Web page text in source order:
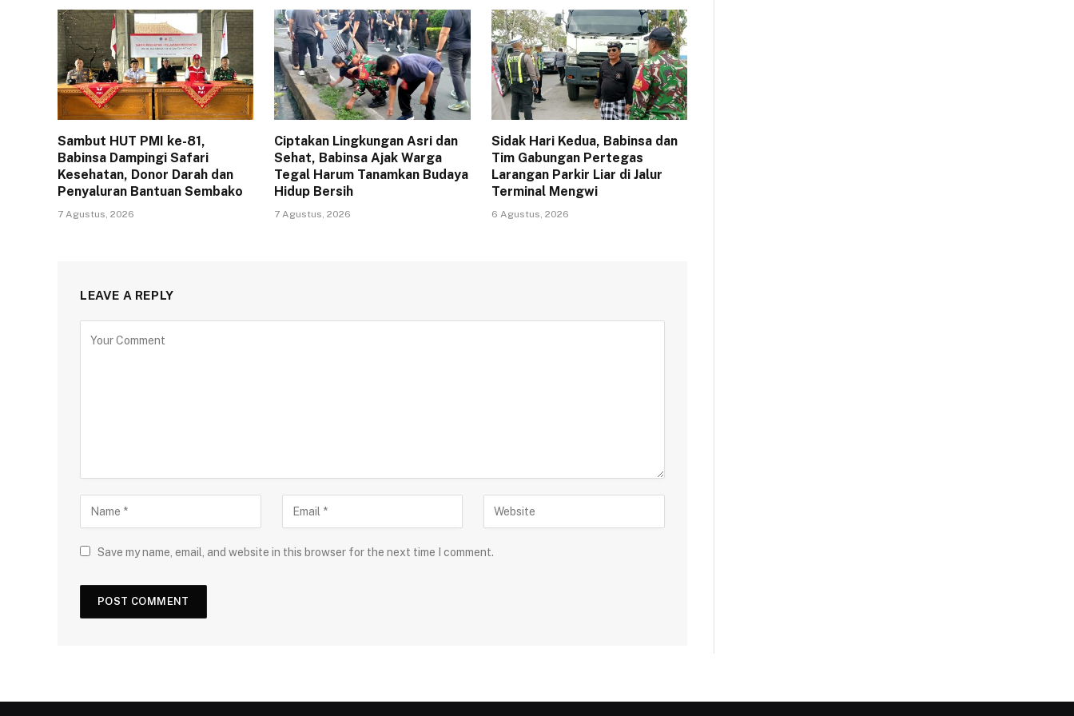
Sambut HUT PMI ke-81,
Babinsa Dampingi Safari
Kesehatan, Donor Darah dan
Penyaluran Bantuan Sembako
7 Agustus, 2026
Ciptakan Lingkungan Asri dan
Sehat, Babinsa Ajak Warga
Tegal Harum Tanamkan Budaya
Hidup Bersih
7 Agustus, 2026
Sidak Hari Kedua, Babinsa dan
Tim Gabungan Pertegas
Larangan Parkir Liar di Jalur
Terminal Mengwi
6 Agustus, 2026
LEAVE A REPLY
Save my name, email, and website in this browser for the next time I comment.